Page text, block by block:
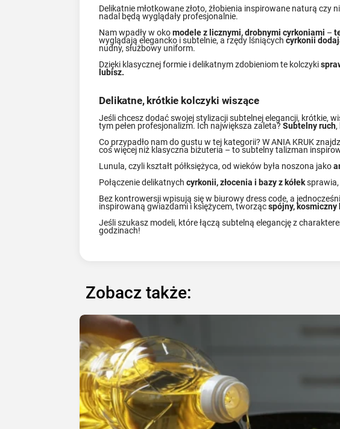
Delikatnie młotkowane złoto, żłobienia inspirowane naturą czy
nadal będą wyglądały profesjonalnie.
Nam wpadły w okomodele z licznymi, drobnymi cyrkoniami –
wyglądają elegancko i subtelnie, a rzędy lśniącychcyrkonii
nudny, służbowy uniform.
Dzięki klasycznej formie i delikatnym zdobieniom te kolczyki
lubisz.
Delikatne, krótkie kolczyki wiszące
Jeśli chcesz dodać swojej stylizacji subtelnej elegancji, krótkie,
tym pełen profesjonalizm. Ich największa zaleta?Subtelny ruch
Co przypadło nam do gustu w tej kategorii? W ANIA KRUK
coś więcej niż klasyczna biżuteria – to subtelny talizman
Lunula, czyli kształt półksiężyca, od wieków była noszona jako
Połączenie delikatnychcyrkonii, złocenia i bazy z kółek
Bez kontrowersji wpisują się w biurowy dress code, a
inspirowaną gwiazdami i księżycem, tworzącspójny, kosmiczny
Jeśli szukasz modeli, które łączą subtelną elegancję z
godzinach!
Zobacz także: